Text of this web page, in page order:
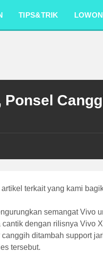
TIPS&TRIK
Ponsel
terkait yang kami
semangat Vivo
dengan rilisnya Vivo
ditambah support
tersebut.